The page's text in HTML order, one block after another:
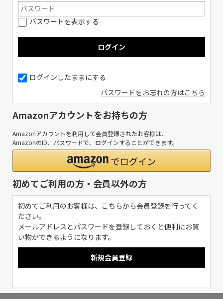
パスワードを表示する
ログインしたままにする
パスワードをお忘れの方はこちら
Amazonアカウントをお持ちの方
Amazonアカウントを利用して会員登録されたお客様は、
AmazonのID、パスワードで、ログインすることができます。
初めてご利用の方・会員以外の方
初めてご利用のお客様は、こちらから会員登録を行ってく
ださい。
メールアドレスとパスワードを登録しておくと便利にお買
い物ができるようになります。